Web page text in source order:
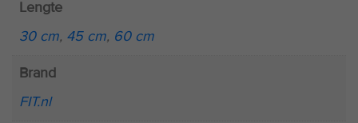
Lengte
30 cm, 45 cm, 60 cm
Brand
FIT.nl